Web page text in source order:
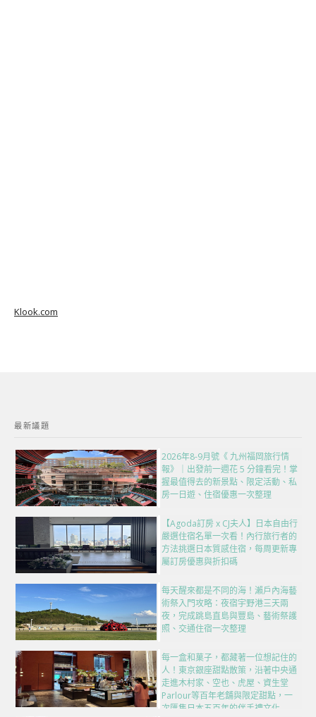
Klook.com
最新議題
2026年8-9月號《 九州福岡旅行情
報》｜出發前一週花 5 分鐘看完！掌
握最值得去的新景點、限定活動、私
房一日遊、住宿優惠一次整理
【Agoda訂房 x CJ夫人】日本自由行
嚴選住宿名單一次看！內行旅行者的
方法挑選日本質感住宿，每周更新專
屬訂房優惠與折扣碼
每天醒來都是不同的海！瀨戶內海藝
術祭入門攻略：夜宿宇野港三天兩
夜，完成跳島直島與豐島、藝術祭護
照、交通住宿一次整理
每一盒和菓子，都藏著一位想記住的
人！東京銀座甜點散策，沿著中央通
走進木村家、空也、虎屋、資生堂
Parlour等百年老舖與限定甜點，一
次匯集日本五百年的伴手禮文化